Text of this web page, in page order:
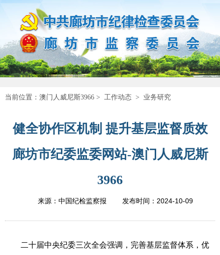
当前位置： 澳门人威尼斯3966 > 工作动态 > 业务研究
健全协作区机制 提升基层监督质效
廊坊市纪委监委网站-澳门人威尼斯
3966
来源：中国纪检监察报 发布时间： 2024-10-09
二十届中央纪委三次全会强调，完善基层监督体系，优